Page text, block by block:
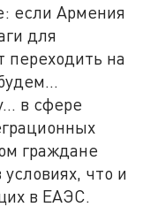
если Армения
для
переходить на
в сфере
граждане
что и
в ЕАЭС.